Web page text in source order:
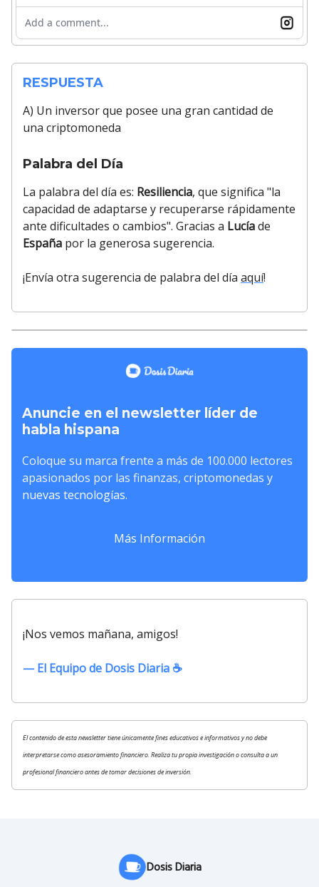
Add a comment...
RESPUESTA
A) Un inversor que posee una gran cantidad de
una criptomoneda
Palabra del Día
La palabra del día es: Resiliencia, que significa "la
capacidad de adaptarse y recuperarse rápidamente
ante dificultades o cambios". Gracias a Lucíade
España por la generosa sugerencia.
¡Envía otra sugerencia de palabra del día aquí!
Anuncie en el newsletter líder de
habla hispana
Coloque su marca frente a más de 100.000 lectores
apasionados por las finanzas, criptomonedas y
nuevas tecnologías.
Más Información
¡Nos vemos mañana, amigos!
— El Equipo de Dosis Diaria ☕️
El contenido de esta newsletter tiene únicamente fines educativos e informativos y no debe
interpretarse como asesoramiento financiero. Realiza tu propia investigación o consulta a un
profesional financiero antes de tomar decisiones de inversión.
Dosis Diaria